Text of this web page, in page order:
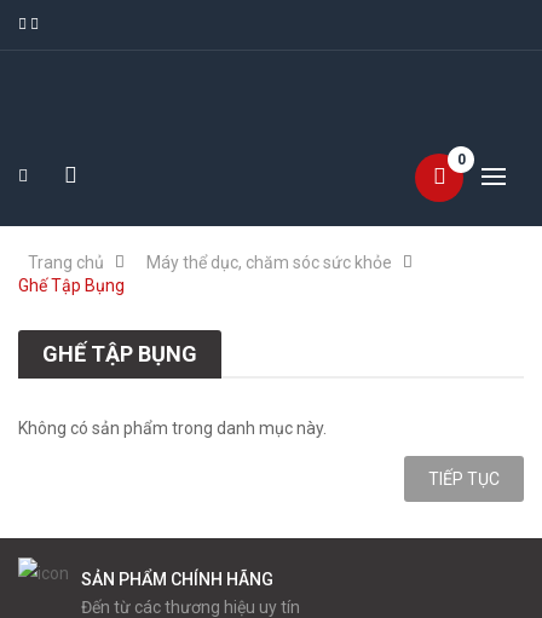
0
Trang chủ
Máy thể dục, chăm sóc sức khỏe
Ghế Tập Bụng
GHẾ TẬP BỤNG
Không có sản phẩm trong danh mục này.
TIẾP TỤC
SẢN PHẨM CHÍNH HÃNG
Đến từ các thương hiệu uy tín